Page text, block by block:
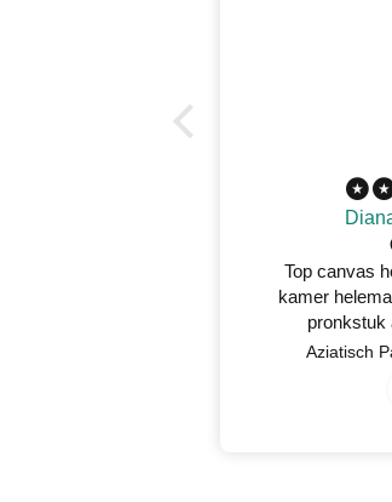
Top canvas
kamer
pronkstuk
Aziatisch